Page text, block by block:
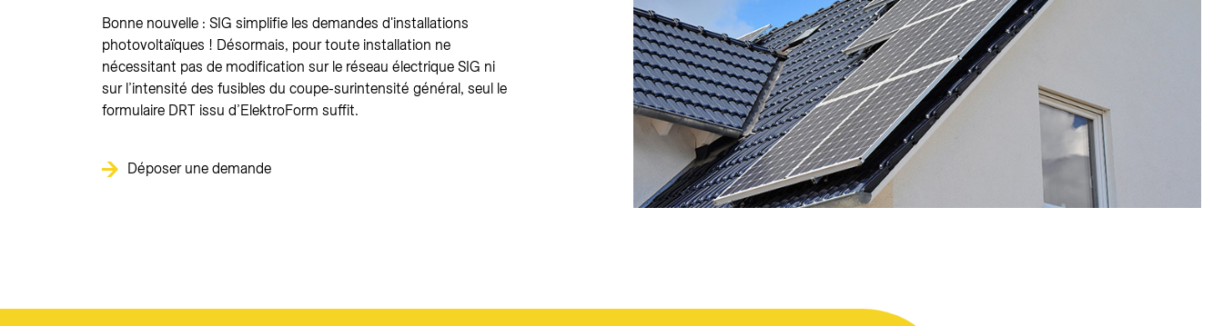
Bonne nouvelle : SIG simplifie les demandes d'installations
photovoltaïques ! Désormais, pour toute installation ne
nécessitant pas de modification sur le réseau électrique SIG ni
sur l’intensité des fusibles du coupe-surintensité général, seul le
formulaire DRT issu d’ElektroForm suffit.
Déposer une demande